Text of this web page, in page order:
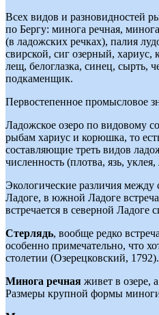
Всех видов и разновидностей
по Бергу: минога речная,
(в ладожских речках), палия
свирской, сиг озерный, хариус,
лещ, белоглазка, синец, сырть,
подкаменщик.
Первостепенное промысловое
Ладожское озеро по видовому
рыбам хариус и корюшка, то
составляющие треть видов
численность (плотва, язь,
Экологические различия
Ладоге, в южной Ладоге
встречается в северной Ладоге
Стерлядь, вообще редко
особенно примечательно, что
столетии (Озерецковский,
Минога речная живет в озере,
Размеры крупной формы